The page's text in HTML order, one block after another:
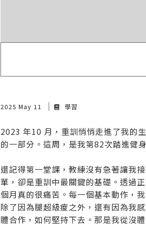
2025 May 11 學習
2023 年10 月，重訓悄悄走進了我的
的一部分。這周，是我第82次踏進健
還記得第一堂課，教練沒有急著讓我
單，卻是重訓中最關鍵的基礎。透過
個月真的很痛苦。每一個基本動作，
除了因為腿超級痠之外，還有因為我
體合作，如何堅持下去。那是我從沒